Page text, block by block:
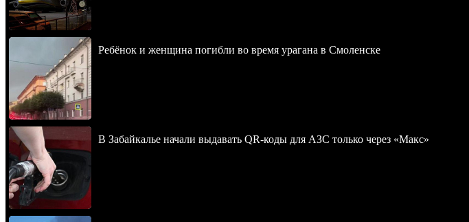
Ребёнок и женщина погибли во время урагана в Смоленске
В Забайкалье начали выдавать QR-коды для АЗС только через «Макс»